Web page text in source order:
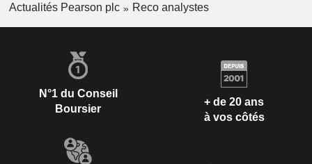
Actualités Pearson plc
Reco analystes
N°1 du Conseil
Boursier
+ de 20 ans
à vos côtés